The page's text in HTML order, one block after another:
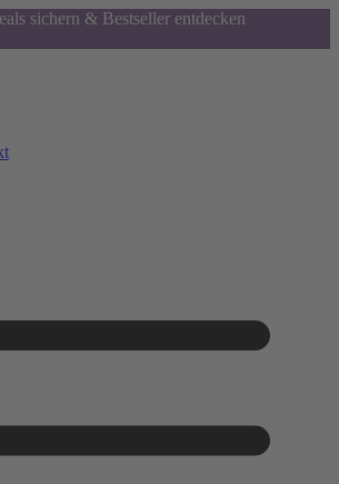
sichern & Bestseller entdecken